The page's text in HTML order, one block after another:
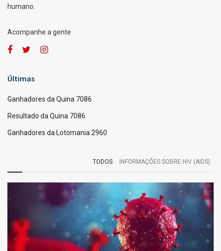
humano.
Acompanhe a gente
Últimas
Ganhadores da Quina 7086
Resultado da Quina 7086
Ganhadores da Lotomania 2960
TODOS INFORMAÇÕES SOBRE HIV (AIDS)